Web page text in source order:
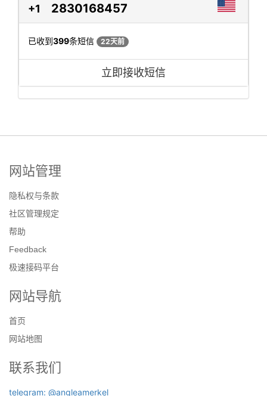
+1 2830168457
已收到399条短信 22天前
立即接收短信
网站管理
隐私权与条款
社区管理规定
帮助
Feedback
极速接码平台
网站导航
首页
网站地图
联系我们
telegram: @angleamerkel